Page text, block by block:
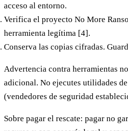
acceso al entorno.
Verifica el proyecto No More
herramienta legítima [4].
Conserva las copias cifradas.
Advertencia contra herramientas
adicional. No ejecutes utilidades
(vendedores de seguridad
Sobre pagar el rescate: pagar no